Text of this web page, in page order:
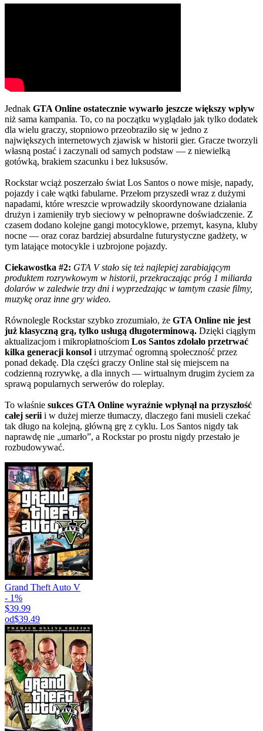
Jednak GTA Online ostatecznie wywarło jeszcze większy wpływ
niż sama kampania. To, co na początku wyglądało jak tylko dodatek
dla wielu graczy, stopniowo przeobraziło się w jedno z
największych internetowych zjawisk w historii gier. Gracze tworzyli
własną postać i zaczynali od samych podstaw — z niewielką
gotówką, brakiem szacunku i bez luksusów.
Rockstar wciąż poszerzało świat Los Santos o nowe misje, napady,
pojazdy i całe wątki fabularne. Przełom przyszedł wraz z dużymi
napadami, które wreszcie wprowadziły skoordynowane działania
drużyn i zamieniły tryb sieciowy w pełnoprawne doświadczenie. Z
czasem dodano kolejne gangi motocyklowe, przemyt, kasyna, kluby
nocne — oraz coraz bardziej absurdalne futurystyczne gadżety, w
tym latające motocykle i uzbrojone pojazdy.
Ciekawostka #2: GTA V stało się też najlepiej zarabiającym
produktem rozrywkowym w historii, przekraczając próg 1 miliarda
dolarów w zaledwie trzy dni i wyprzedzając w tamtym czasie filmy,
muzykę oraz inne gry wideo.
Równolegle Rockstar szybko zrozumiało, że GTA Online nie jest
już klasyczną grą, tylko usługą długoterminową. Dzięki ciągłym
aktualizacjom i mikropłatnościom Los Santos zdołało przetrwać
kilka generacji konsol i utrzymać ogromną społeczność przez
ponad dekadę. Dla części graczy Online stał się miejscem na
codzienną rozrywkę, a dla innych — wirtualnym drugim życiem za
sprawą popularnych serwerów do roleplay.
To właśnie sukces GTA Online wyraźnie wpłynął na przyszłość
całej serii i w dużej mierze tłumaczy, dlaczego fani musieli czekać
tak długo na kolejną, główną grę z cyklu. Los Santos nigdy tak
naprawdę nie „umarło”, a Rockstar po prostu nigdy przestało je
rozbudowywać.
Grand Theft Auto V
- 1%
$39.99
od$39.49